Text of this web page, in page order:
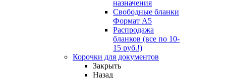
назначения
Свободные бланки
Формат А5
Распродажа
бланков (все по 10-
15 руб.!)
Корочки для документов
Закрыть
Назад